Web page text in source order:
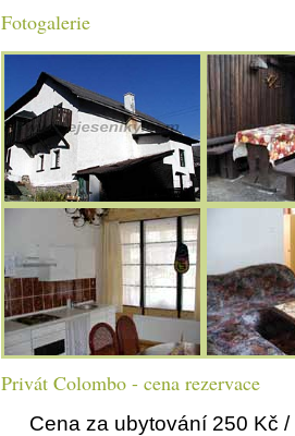
Fotogalerie
Privát Colombo - cena rezervace
Cena za ubytování 250 Kč